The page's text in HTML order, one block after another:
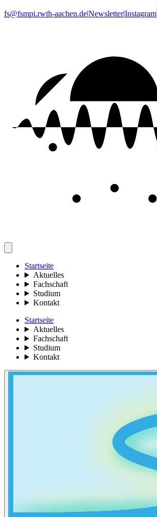
fs@fsmpi.rwth-aachen.de|Newsletter|Instagram
Startseite
Aktuelles
Fachschaft
Studium
Kontakt
Startseite
Aktuelles
Fachschaft
Studium
Kontakt